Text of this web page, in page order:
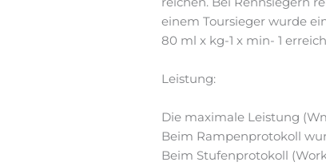
einem Toursieger wurde
80 ml x kg-1 x min- 1
Leistung:
Die maximale Leistung
Beim Rampenprotokoll
Beim Stufenprotokoll